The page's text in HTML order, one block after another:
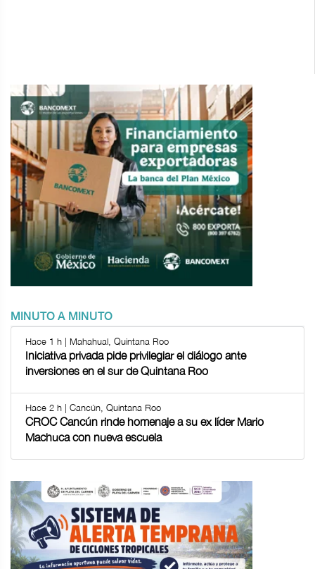
MINUTO A MINUTO
Hace 1 h | Mahahual, Quintana Roo
Iniciativa privada pide privilegiar el diálogo ante
inversiones en el sur de Quintana Roo
Hace 2 h | Cancún, Quintana Roo
CROC Cancún rinde homenaje a su ex líder Mario
Machuca con nueva escuela